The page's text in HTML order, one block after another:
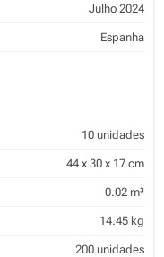
Julho 2024
Espanha
10 unidades
44 x 30 x 17 cm
0.02 m³
14.45 kg
200 unidades